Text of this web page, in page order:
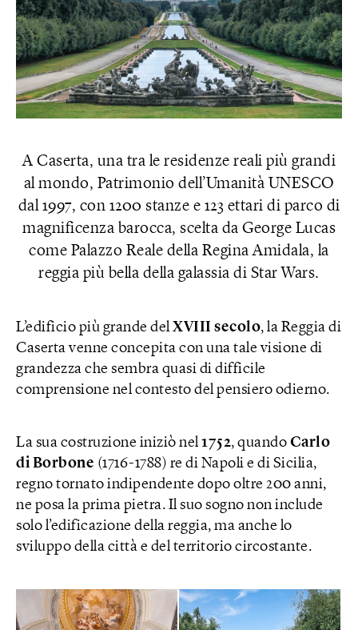
A Caserta, una tra le residenze reali più grandi
al mondo, Patrimonio dell’Umanità UNESCO
dal 1997, con 1200 stanze e 123 ettari di parco di
magnificenza barocca, scelta da George Lucas
come Palazzo Reale della Regina Amidala, la
reggia più bella della galassia di Star Wars.
L’edificio più grande del XVIII secolo, la Reggia di
Caserta venne concepita con una tale visione di
grandezza che sembra quasi di difficile
comprensione nel contesto del pensiero odierno.
La sua costruzione iniziò nel 1752, quando Carlo
di Borbone (1716-1788) re di Napoli e di Sicilia,
regno tornato indipendente dopo oltre 200 anni,
ne posa la prima pietra. Il suo sogno non include
solo l’edificazione della reggia, ma anche lo
sviluppo della città e del territorio circostante.